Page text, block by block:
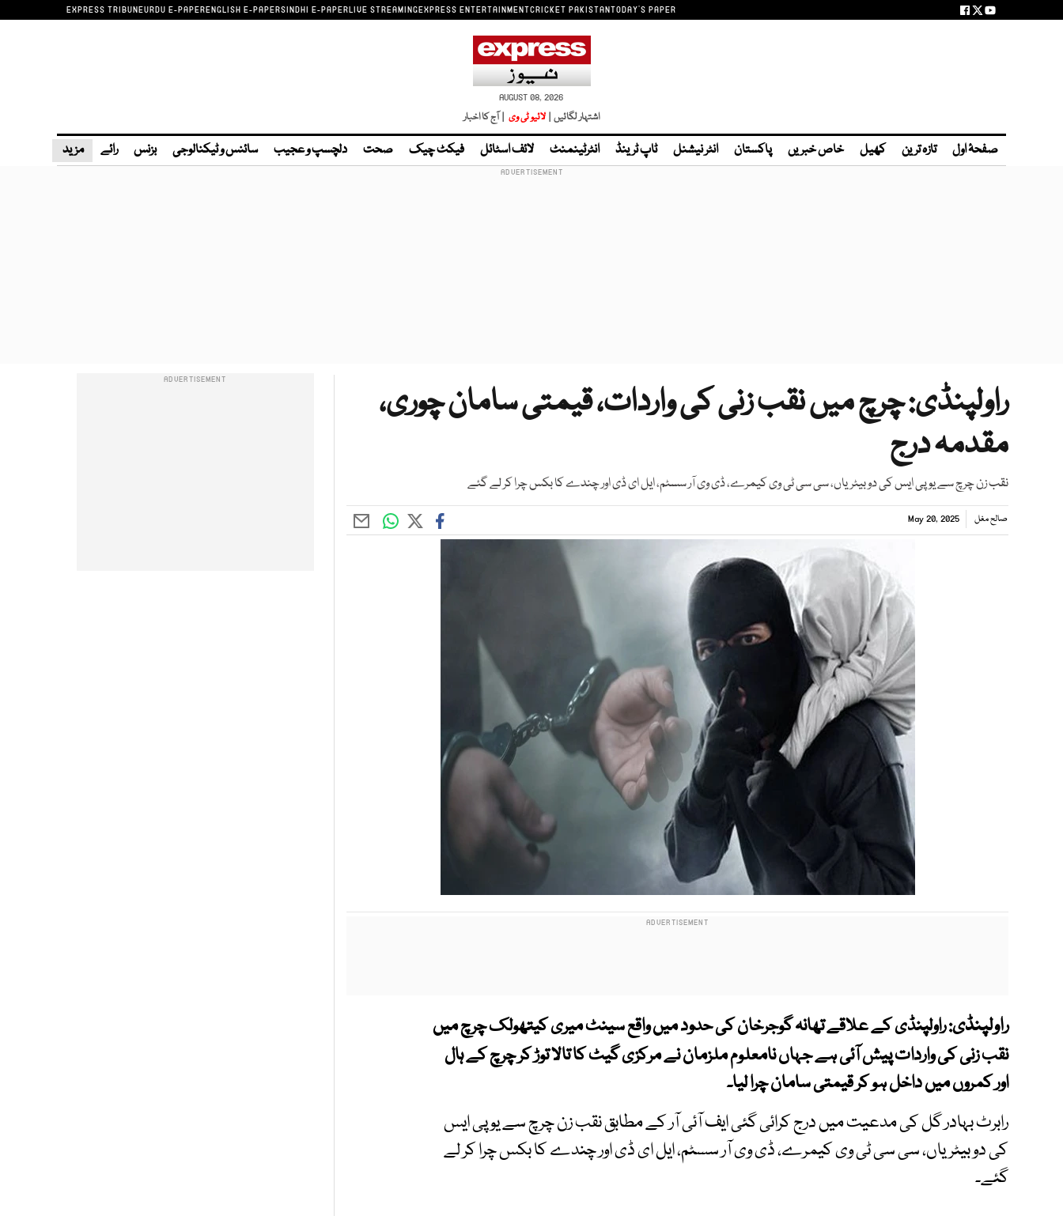
EXPRESS TRIBUNEURDU E-PAPERENGLISH E-PAPERSINDHI E-PAPERLIVE STREAMINGEXPRESS ENTERTAINMENTCRICKET PAKISTANTODAY'S PAPER
AUGUST 08, 2026
اشتہار لگائیں | لائیو ٹی وی | آج کا اخبار
صفحۂ اول تازہ ترین کھیل خاص خبریں پاکستان انٹر نیشنل ٹاپ ٹرینڈ انٹرٹینمنٹ لائف اسٹائل فیکٹ چیک صحت دلچسپ و عجیب سائنس و ٹیکنالوجی بزنس رائے مزید
راولپنڈی: چرچ میں نقب زنی کی واردات، قیمتی سامان چوری،
مقدمہ درج
نقب زن چرچ سے یو پی ایس کی دو بیٹریاں، سی سی ٹی وی کیمرے، ڈی وی آر سسٹم، ایل ای ڈی اور چندے کا بکس چرا کر لے گئے
صالح مغل May 20, 2025
راولپنڈی:راولپنڈی کے علاقے تھانہ گوجرخان کی حدود میں واقع سینٹ میری کیتھولک چرچ میں
نقب زنی کی واردات پیش آئی ہے جہاں نامعلوم ملزمان نے مرکزی گیٹ کا تالا توڑ کر چرچ کے ہال
اور کمروں میں داخل ہو کر قیمتی سامان چرا لیا۔
رابرٹ بہادر گل کی مدعیت میں درج کرائی گئی ایف آئی آر کے مطابق نقب زن چرچ سے یو پی ایس
کی دو بیٹریاں، سی سی ٹی وی کیمرے، ڈی وی آر سسٹم، ایل ای ڈی اور چندے کا بکس چرا کر لے
گئے۔